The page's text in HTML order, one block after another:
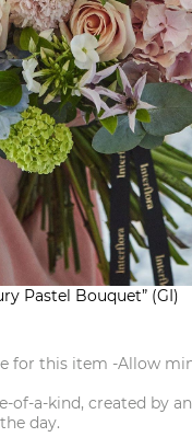
Pastel Bouquet” (GI)
for this item -Allow
of-a-kind, created by
day.